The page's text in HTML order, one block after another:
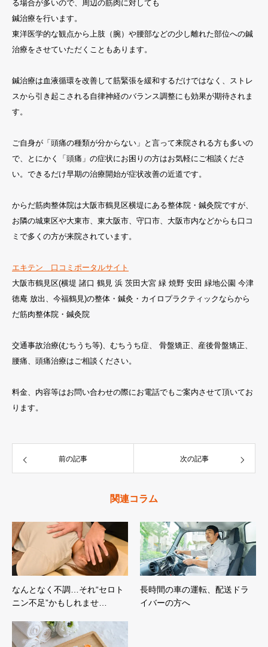
る場合が多いので、周辺の筋肉に対しても
鍼治療を行います。
東洋医学的な観点から上肢（腕）や腰部などの少し離れた部位への鍼
治療をさせていただくこともあります。
鍼治療は血液循環を改善して筋緊張を緩和するだけではなく、ストレ
スから引き起こされる自律神経のバランス調整にも効果が期待されま
す。
ご自身が「頭痛の種類が分からない」と言って来院される方も多いの
で、とにかく「頭痛」の症状にお困りの方はお気軽にご相談くださ
い。できるだけ早期の治療開始が症状改善の近道です。
からだ筋肉整体院は大阪市鶴見区横堤にある整体院・鍼灸院ですが、
お隣の城東区や大東市、東大阪市、守口市、大阪市内などからも口コ
ミで多くの方が来院されています。
エキテン 口コミポータルサイト
大阪市鶴見区(横堤 諸口 鶴見 浜 茨田大宮 緑 焼野 安田 緑地公園 今津
徳庵 放出、今福鶴見)の整体・鍼灸・カイロプラクティックならから
だ筋肉整体院・鍼灸院
交通事故治療(むちうち等)、むちうち症、 骨盤矯正、産後骨盤矯正、
腰痛、頭痛治療はご相談ください。
料金、内容等はお問い合わせの際にお電話でもご案内させて頂いてお
ります。
前の記事 次の記事
関連コラム
なんとなく不調…それ“セロト
ニン不足”かもしれませ…
長時間の車の運転、配送ドラ
イバーの方へ